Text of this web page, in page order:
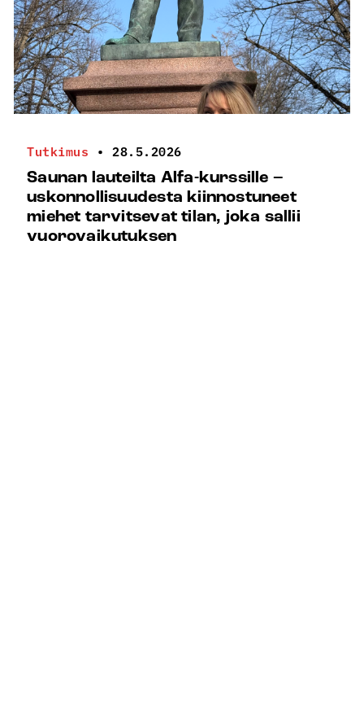
Tutkimus • 28.5.2026
Saunan lauteilta Alfa-kurssille –
uskonnollisuudesta kiinnostuneet
miehet tarvitsevat tilan, joka sallii
vuorovaikutuksen